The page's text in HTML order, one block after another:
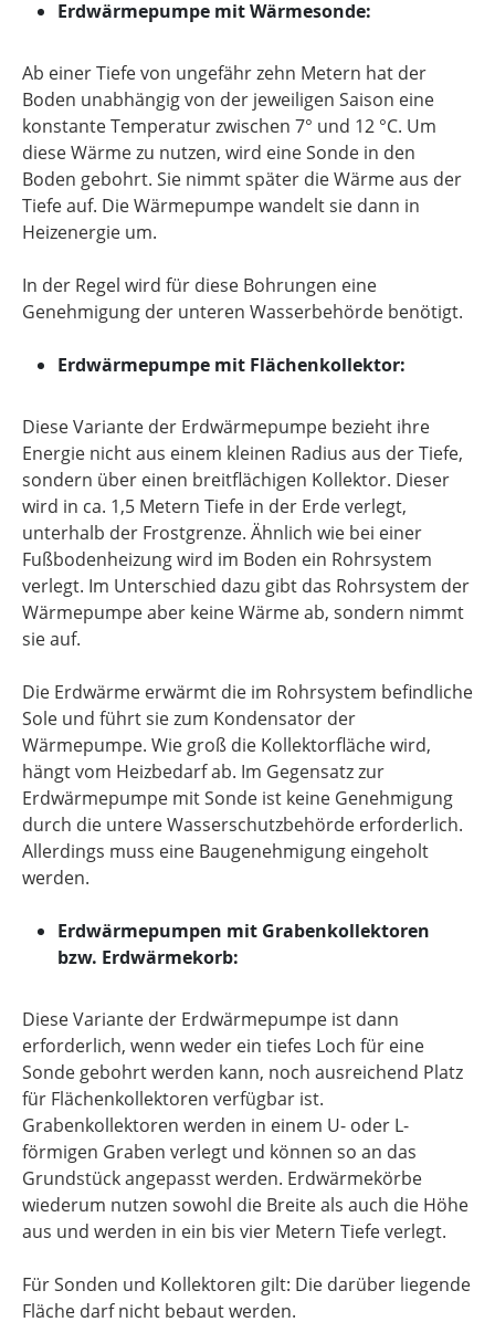
Erdwärmepumpe mit Wärmesonde:
Ab einer Tiefe von ungefähr zehn Metern hat der
Boden unabhängig von der jeweiligen Saison eine
konstante Temperatur zwischen 7° und 12 °C. Um
diese Wärme zu nutzen, wird eine Sonde in den
Boden gebohrt. Sie nimmt später die Wärme aus der
Tiefe auf. Die Wärmepumpe wandelt sie dann in
Heizenergie um.
In der Regel wird für diese Bohrungen eine
Genehmigung der unteren Wasserbehörde benötigt.
Erdwärmepumpe mit Flächenkollektor:
Diese Variante der Erdwärmepumpe bezieht ihre
Energie nicht aus einem kleinen Radius aus der Tiefe,
sondern über einen breitflächigen Kollektor. Dieser
wird in ca. 1,5 Metern Tiefe in der Erde verlegt,
unterhalb der Frostgrenze. Ähnlich wie bei einer
Fußbodenheizung wird im Boden ein Rohrsystem
verlegt. Im Unterschied dazu gibt das Rohrsystem der
Wärmepumpe aber keine Wärme ab, sondern nimmt
sie auf.
Die Erdwärme erwärmt die im Rohrsystem befindliche
Sole und führt sie zum Kondensator der
Wärmepumpe. Wie groß die Kollektorfläche wird,
hängt vom Heizbedarf ab. Im Gegensatz zur
Erdwärmepumpe mit Sonde ist keine Genehmigung
durch die untere Wasserschutzbehörde erforderlich.
Allerdings muss eine Baugenehmigung eingeholt
werden.
Erdwärmepumpen mit Grabenkollektoren
bzw. Erdwärmekorb:
Diese Variante der Erdwärmepumpe ist dann
erforderlich, wenn weder ein tiefes Loch für eine
Sonde gebohrt werden kann, noch ausreichend Platz
für Flächenkollektoren verfügbar ist.
Grabenkollektoren werden in einem U- oder L-
förmigen Graben verlegt und können so an das
Grundstück angepasst werden. Erdwärmekörbe
wiederum nutzen sowohl die Breite als auch die Höhe
aus und werden in ein bis vier Metern Tiefe verlegt.
Für Sonden und Kollektoren gilt: Die darüber liegende
Fläche darf nicht bebaut werden.